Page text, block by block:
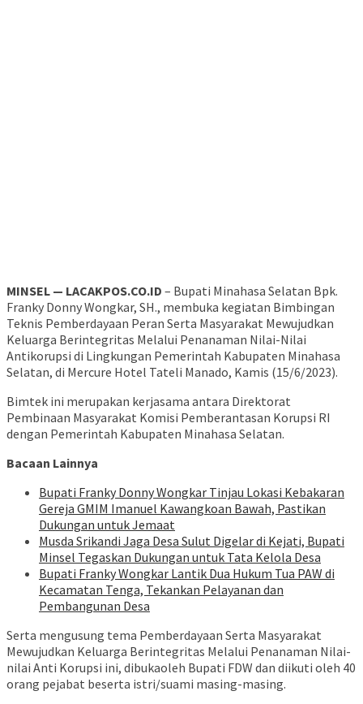
MINSEL — LACAKPOS.CO.ID – Bupati Minahasa Selatan Bpk.
Franky Donny Wongkar, SH., membuka kegiatan Bimbingan
Teknis Pemberdayaan Peran Serta Masyarakat Mewujudkan
Keluarga Berintegritas Melalui Penanaman Nilai-Nilai
Antikorupsi di Lingkungan Pemerintah Kabupaten Minahasa
Selatan, di Mercure Hotel Tateli Manado, Kamis (15/6/2023).
Bimtek ini merupakan kerjasama antara Direktorat
Pembinaan Masyarakat Komisi Pemberantasan Korupsi RI
dengan Pemerintah Kabupaten Minahasa Selatan.
Bacaan Lainnya
Bupati Franky Donny Wongkar Tinjau Lokasi Kebakaran
Gereja GMIM Imanuel Kawangkoan Bawah, Pastikan
Dukungan untuk Jemaat
Musda Srikandi Jaga Desa Sulut Digelar di Kejati, Bupati
Minsel Tegaskan Dukungan untuk Tata Kelola Desa
Bupati Franky Wongkar Lantik Dua Hukum Tua PAW di
Kecamatan Tenga, Tekankan Pelayanan dan
Pembangunan Desa
Serta mengusung tema Pemberdayaan Serta Masyarakat
Mewujudkan Keluarga Berintegritas Melalui Penanaman Nilai-
nilai Anti Korupsi ini, dibukaoleh Bupati FDW dan diikuti oleh 40
orang pejabat beserta istri/suami masing-masing.